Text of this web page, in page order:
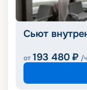
Сьют
от 193 480 ₽ /